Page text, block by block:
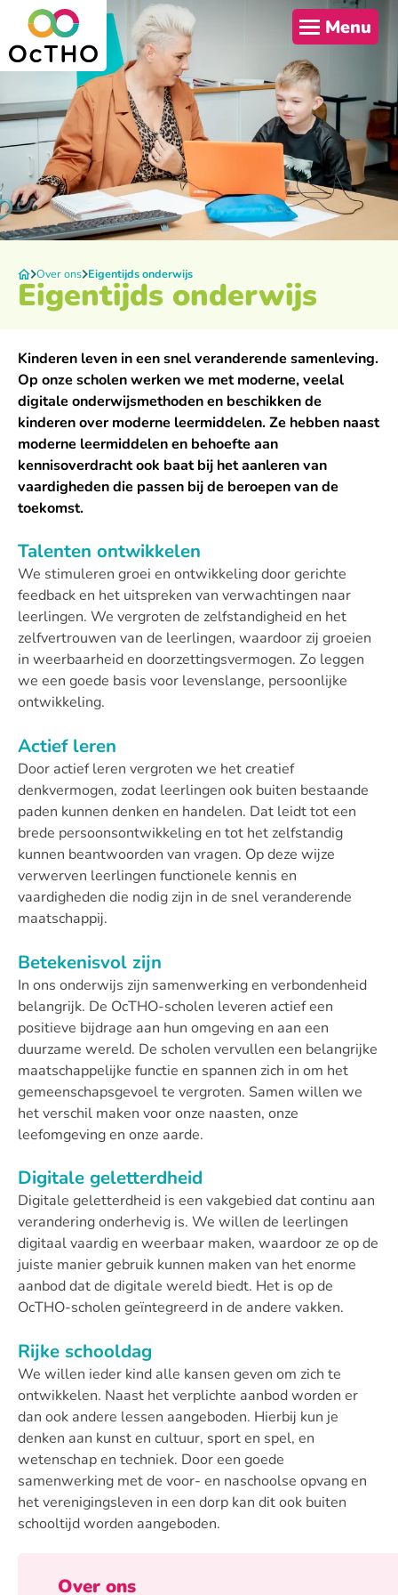
Menu
Over ons Eigentijds onderwijs
Eigentijds onderwijs
Kinderen leven in een snel veranderende samenleving.
Op onze scholen werken we met moderne, veelal
digitale onderwijsmethoden en beschikken de
kinderen over moderne leermiddelen. Ze hebben naast
moderne leermiddelen en behoefte aan
kennisoverdracht ook baat bij het aanleren van
vaardigheden die passen bij de beroepen van de
toekomst.
Talenten ontwikkelen
We stimuleren groei en ontwikkeling door gerichte
feedback en het uitspreken van verwachtingen naar
leerlingen. We vergroten de zelfstandigheid en het
zelfvertrouwen van de leerlingen, waardoor zij groeien
in weerbaarheid en doorzettingsvermogen. Zo leggen
we een goede basis voor levenslange, persoonlijke
ontwikkeling.
Actief leren
Door actief leren vergroten we het creatief
denkvermogen, zodat leerlingen ook buiten bestaande
paden kunnen denken en handelen. Dat leidt tot een
brede persoonsontwikkeling en tot het zelfstandig
kunnen beantwoorden van vragen. Op deze wijze
verwerven leerlingen functionele kennis en
vaardigheden die nodig zijn in de snel veranderende
maatschappij.
Betekenisvol zijn
In ons onderwijs zijn samenwerking en verbondenheid
belangrijk. De OcTHO-scholen leveren actief een
positieve bijdrage aan hun omgeving en aan een
duurzame wereld. De scholen vervullen een belangrijke
maatschappelijke functie en spannen zich in om het
gemeenschapsgevoel te vergroten. Samen willen we
het verschil maken voor onze naasten, onze
leefomgeving en onze aarde.
Digitale geletterdheid
Digitale geletterdheid is een vakgebied dat continu aan
verandering onderhevig is. We willen de leerlingen
digitaal vaardig en weerbaar maken, waardoor ze op de
juiste manier gebruik kunnen maken van het enorme
aanbod dat de digitale wereld biedt. Het is op de
OcTHO-scholen geïntegreerd in de andere vakken.
Rijke schooldag
We willen ieder kind alle kansen geven om zich te
ontwikkelen. Naast het verplichte aanbod worden er
dan ook andere lessen aangeboden. Hierbij kun je
denken aan kunst en cultuur, sport en spel, en
wetenschap en techniek. Door een goede
samenwerking met de voor- en naschoolse opvang en
het verenigingsleven in een dorp kan dit ook buiten
schooltijd worden aangeboden.
Over ons